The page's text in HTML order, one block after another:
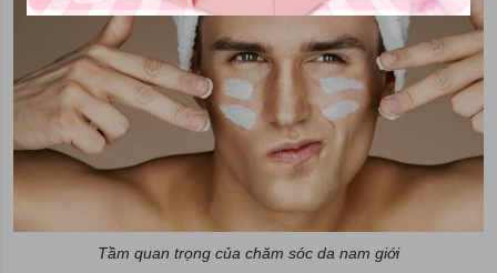
Tầm quan trọng của chăm sóc da nam giới